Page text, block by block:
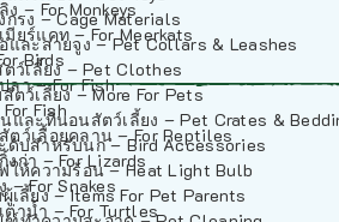
กรง – Cage Materials
อและสายจูง – Pet Collars & Leashes
ตว์เลี้ยง – Pet Clothes
ตว์เลี้ยง – More For Pets
และที่นอนสัตว์เลี้ยง – Pet Crates &
ดับสำหรับนก – Bird Accessories
ให้ความร้อน – Heat Light Bulb
เลี้ยง – Items For Pet Parents
ง – For Monkeys
มียร์แคท – For Meerkats
Birds
ลา – For Fish
Fish
ตว์เลื้อยคลาน – For Reptiles
งก่า – For Lizards
– For Snakes
ต่าน้ำ – For Turtles